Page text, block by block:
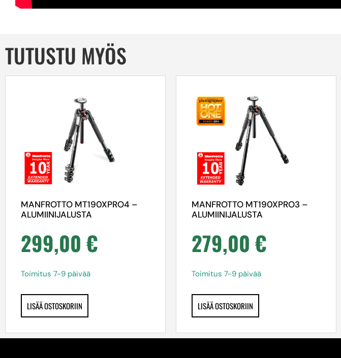
TUTUSTU MYÖS
MANFROTTO MT190XPRO4 –
ALUMIINIJALUSTA
299,00 €
Toimitus 7-9 päivää
LISÄÄ OSTOSKORIIN
MANFROTTO MT190XPRO3 –
ALUMIINIJALUSTA
279,00 €
Toimitus 7-9 päivää
LISÄÄ OSTOSKORIIN